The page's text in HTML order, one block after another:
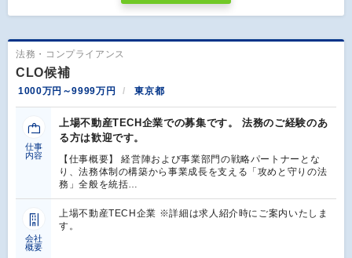
法務・コンプライアンス
CLO候補
1000万円～9999万円 東京都
仕事
内容
上場不動産TECH企業での募集です。 法務のご経験のあ
る方は歓迎です。
【仕事概要】 経営陣および事業部門の戦略パートナーとな
り、法務体制の構築から事業成長を支える「攻めと守りの法
務」全般を統括…
会社
概要
上場不動産TECH企業 ※詳細は求人紹介時にご案内いたしま
す。